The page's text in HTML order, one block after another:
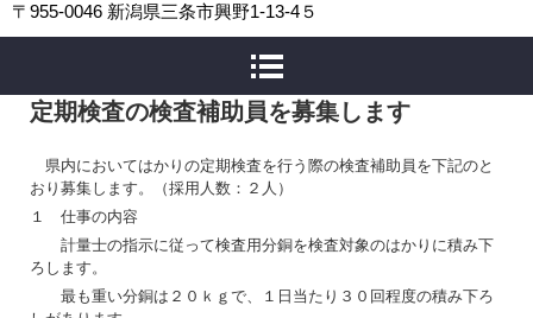
〒955-0046 新潟県三条市興野1-13-4５
定期検査の検査補助員を募集します
県内においてはかりの定期検査を行う際の検査補助員を下記のと
おり募集します。（採用人数：２人）
１ 仕事の内容
計量士の指示に従って検査用分銅を検査対象のはかりに積み下
ろします。
最も重い分銅は２０ｋｇで、１日当たり３０回程度の積み下ろ